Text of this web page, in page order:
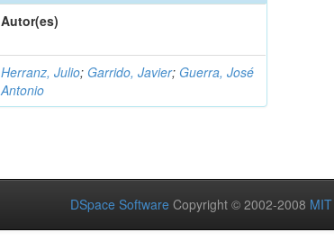
Autor(es)
Herranz, Julio; Garrido, Javier; Guerra, José
Antonio
DSpace Software Copyright © 2002-2008 MIT